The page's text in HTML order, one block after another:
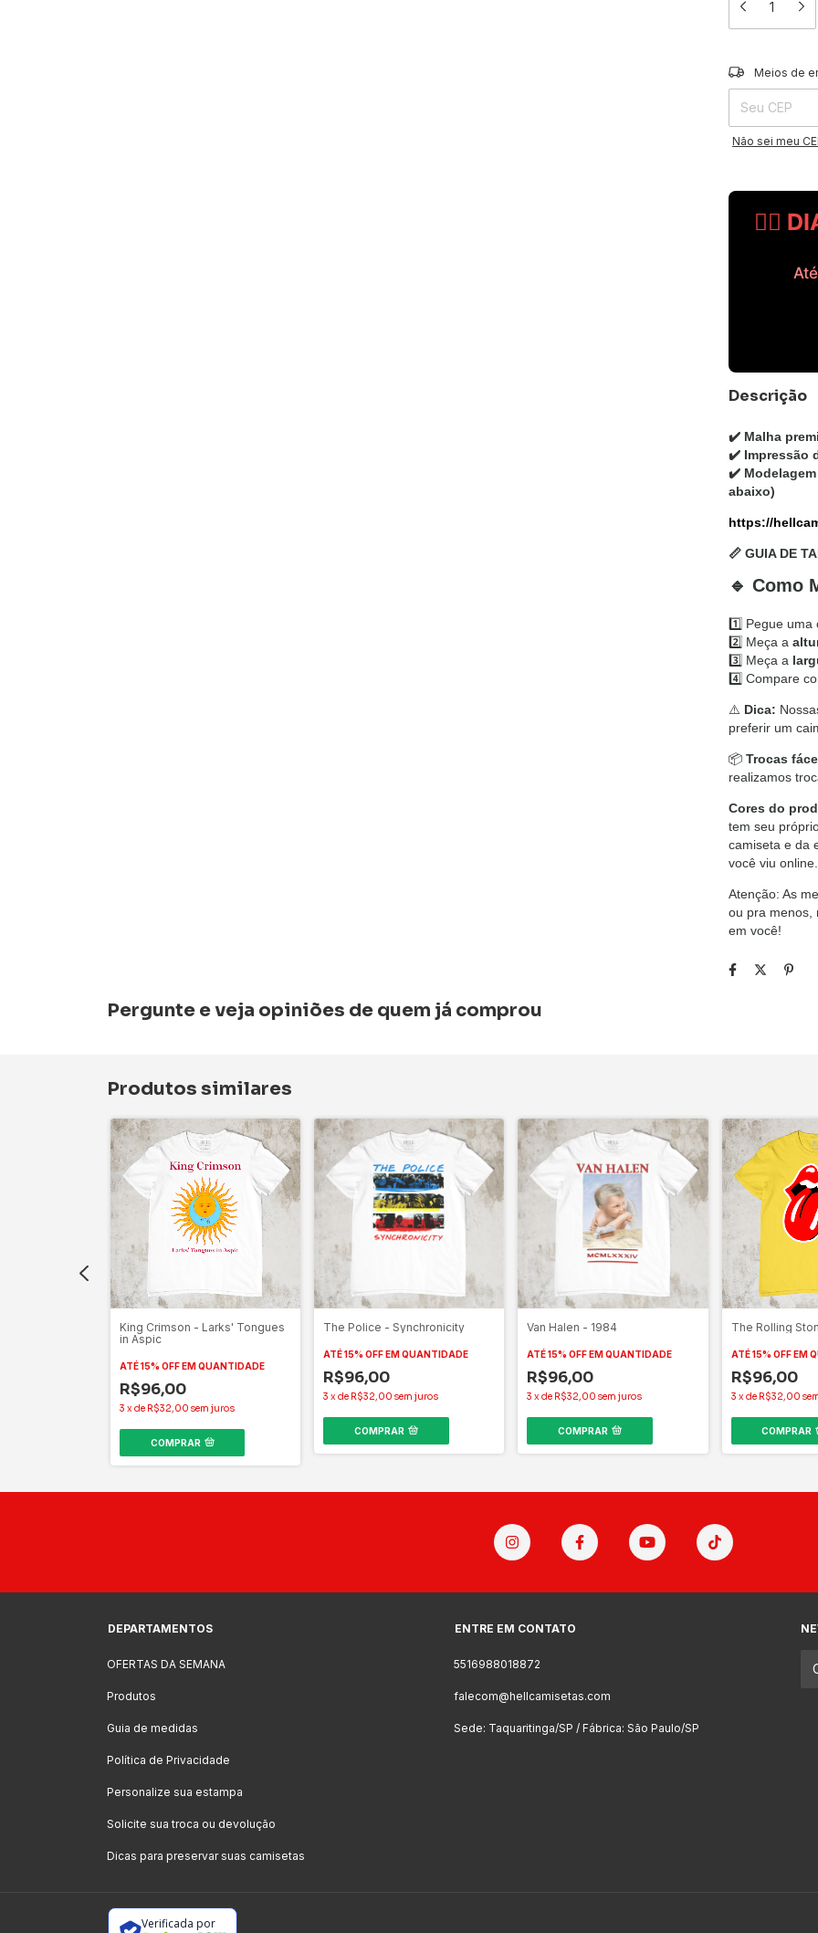
Entregas para o
Meios de
Não sei meu
🧔‍♂️
Descrição
✔️ Malha
✔️ Impressão
✔️
abaixo)
https://
📏 GUIA DE
🔹 Como
1️⃣ Pegue
2️⃣ Meça a
3️⃣ Meça a
4️⃣ Compare
⚠️ Dica:
preferir um
📦 Trocas
realizamos
Cores do
tem seu
camiseta e da
você viu online.
Atenção: As
ou pra menos,
em você!
Pergunte e veja opiniões de quem já comprou
Produtos similares
King Crimson - Larks' Tongues
in Aspic
ATÉ 15% OFFEM QUANTIDADE
R$96,00
3 xde R$32,00 sem juros
COMPRAR
The Police - Synchronicity
ATÉ 15% OFFEM QUANTIDADE
R$96,00
3 xde R$32,00 sem juros
COMPRAR
Van Halen - 1984
ATÉ 15% OFFEM QUANTIDADE
R$96,00
3 xde R$32,00 sem juros
COMPRAR
The Rolling
ATÉ 15% OFF EM
R$96,00
3 xde R$32,00
COMPRAR
DEPARTAMENTOS
OFERTAS DA SEMANA
Produtos
Guia de medidas
Política de Privacidade
Personalize sua estampa
Solicite sua troca ou devolução
Dicas para preservar suas camisetas
ENTRE EM CONTATO
5516988018872
falecom@hellcamisetas.com
Sede: Taquaritinga/SP / Fábrica: São Paulo/SP
Verificada por